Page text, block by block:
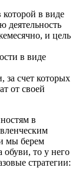
которой в виде
деятельность
и цель
в виде
за счет которых
от своей
в
мы берем
обуви, то у него
стратегии: